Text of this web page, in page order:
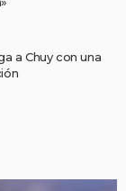
a Chuy con una